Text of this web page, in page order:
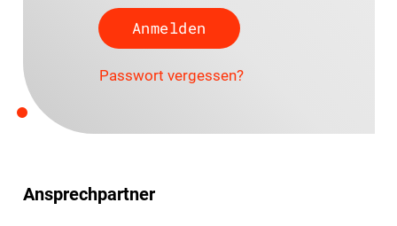
Passwort vergessen?
Ansprechpartner